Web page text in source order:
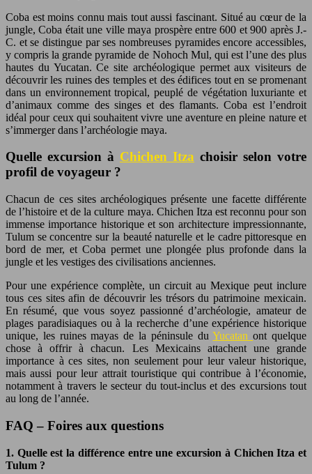
Coba est moins connu mais tout aussi fascinant. Situé au cœur de la
jungle, Coba était une ville maya prospère entre 600 et 900 après J.-
C. et se distingue par ses nombreuses pyramides encore accessibles,
y compris la grande pyramide de Nohoch Mul, qui est l’une des plus
hautes du Yucatan. Ce site archéologique permet aux visiteurs de
découvrir les ruines des temples et des édifices tout en se promenant
dans un environnement tropical, peuplé de végétation luxuriante et
d’animaux comme des singes et des flamants. Coba est l’endroit
idéal pour ceux qui souhaitent vivre une aventure en pleine nature et
s’immerger dans l’archéologie maya.
Quelle excursion à Chichen Itza choisir selon votre
profil de voyageur ?
Chacun de ces sites archéologiques présente une facette différente
de l’histoire et de la culture maya. Chichen Itza est reconnu pour son
immense importance historique et son architecture impressionnante,
Tulum se concentre sur la beauté naturelle et le cadre pittoresque en
bord de mer, et Coba permet une plongée plus profonde dans la
jungle et les vestiges des civilisations anciennes.
Pour une expérience complète, un circuit au Mexique peut inclure
tous ces sites afin de découvrir les trésors du patrimoine mexicain.
En résumé, que vous soyez passionné d’archéologie, amateur de
plages paradisiaques ou à la recherche d’une expérience historique
unique, les ruines mayas de la péninsule duYucatanont quelque
chose à offrir à chacun. Les Mexicains attachent une grande
importance à ces sites, non seulement pour leur valeur historique,
mais aussi pour leur attrait touristique qui contribue à l’économie,
notamment à travers le secteur du tout-inclus et des excursions tout
au long de l’année.
FAQ – Foires aux questions
1. Quelle est la différence entre une excursion à Chichen Itza et
Tulum ?